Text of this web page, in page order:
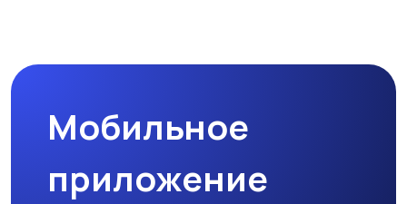
Мобильное
приложение